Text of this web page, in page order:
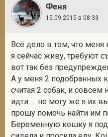
Феня
15.09.2015 в 08:33
Всё дело в том, что
я сейчас живу, требуют
вот так без
А у меня 2 подобранных
считая 2 собак, и
идти..... не могу же я их
прошу помочь найти им
Беременную кошку я